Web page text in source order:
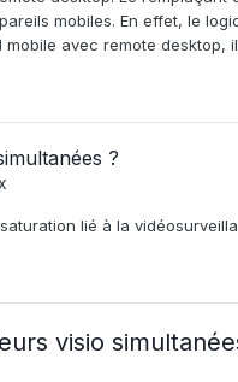
mobiles. En effet, le
avec remote desktop,
?
lié à la
visio